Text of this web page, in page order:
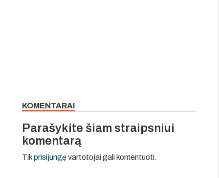
KOMENTARAI
Parašykite šiam straipsniui
komentarą
Tikprisijungęvartotojai gali komentuoti.